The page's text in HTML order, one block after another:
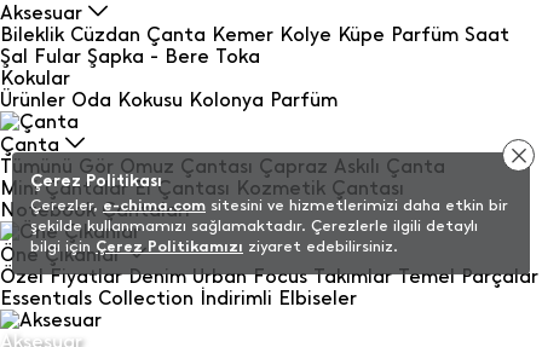
Aksesuar
Bileklik Cüzdan Çanta Kemer Kolye Küpe Parfüm Saat
Şal Fular Şapka - Bere Toka
Kokular
Ürünler Oda Kokusu Kolonya Parfüm
Çanta
Tümünü Gör Omuz Çantası Çapraz Askılı Çanta
Mini Çantalar El Çantası Kozmetik Çantası
Notebook Çantaları
Öne Çıkanlar
Özel Fiyatlar Denim Urban Focus Takımlar Temel Parçalar
Essentıals Collection İndirimli Elbiseler
Aksesuar
Çerez Politikası
Çerezler, e-chima.com sitesini ve hizmetlerimizi daha etkin bir
şekilde kullanmamızı sağlamaktadır. Çerezlerle ilgili detaylı
bilgi için Çerez Politikamızı ziyaret edebilirsiniz.